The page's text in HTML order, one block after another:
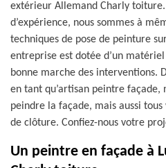
extérieur Allemand Charly toiture.
d’expérience, nous sommes à
techniques de pose de peinture
entreprise est dotée d’un
bonne marche des interventions.
en tant qu’artisan peintre façade,
peindre la façade, mais aussi
de clôture. Confiez-nous votre
Un peintre en façade à